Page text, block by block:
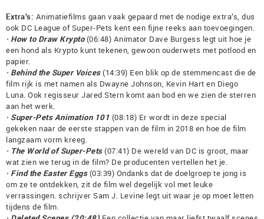
Extra’s: Animatiefilms gaan vaak gepaard met de nodige extra’s, dus
ook DC League of Super-Pets kent een fijne reeks aan toevoegingen.
· How to Draw Krypto(06:48) Animator Dave Burgess legt uit hoe je
een hond als Krypto kunt tekenen, gewoon ouderwets met potlood en
papier.
· Behind the Super Voices(14:39) Een blik op de stemmencast die de
film rijk is met namen als Dwayne Johnson, Kevin Hart en Diego
Luna. Ook regisseur Jared Stern komt aan bod en we zien de sterren
aan het werk.
· Super-Pets Animation 101 (08:18) Er wordt in deze special
gekeken naar de eerste stappen van de film in 2018 en hoe de film
langzaam vorm kreeg.
· The World of Super-Pets(07:41) De wereld van DC is groot, maar
wat zien we terug in de film? De producenten vertellen het je.
· Find the Easter Eggs(03:39) Ondanks dat de doelgroep te jong is
om ze te ontdekken, zit de film wel degelijk vol met leuke
verrassingen. schrijver Sam J. Levine legt uit waar je op moet letten
tijdens de film.